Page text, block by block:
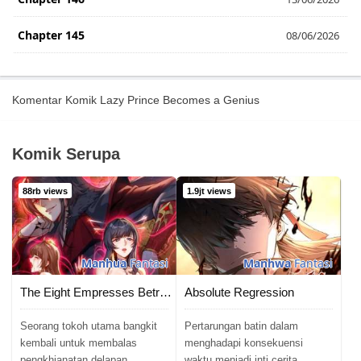
Chapter 145 08/06/2026
Chapter 143
Chapter 141 31/05/2026
Chapter 140 31/05/2026
Chapter 139 29/05/2026
Chapter 138 15/05/2025
Chapter 137 16/02/2025
Komentar Komik Lazy Prince Becomes a Genius
Komik Serupa
88rb views
ManhuaFantasi
The Eight Empresses Betrayed Me, Only to Deeply Regret It After Being Reborn
Seorang tokoh utama bangkit
kembali untuk membalas
1.9jt views
ManhwaFantasi
Absolute Regression
Pertarungan batin dalam
menghadapi konsekuensi